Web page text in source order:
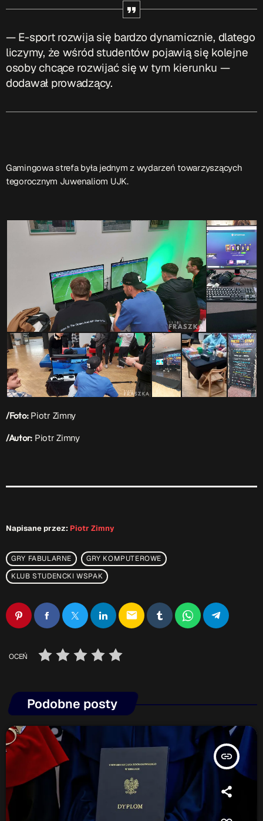
ON AIR
Serwis Informacyjny
10:00 - 10:05
Upcoming shows
Serwis Informacyjny
14:00 - 14:05
Serwis Informacyjny
18:00 - 18:05
Serwis Informacyjny
19:00 - 19:05
TOP CHART
— E-sport rozwija się bardzo dynamicznie, dlatego
liczymy, że wśród studentów pojawią się kolejne
osoby chcące rozwijać się w tym kierunku —
dodawał prowadzący.
Gamingowa strefa była jednym z wydarzeń towarzyszących
tegorocznym Juwenaliom UJK.
/Foto:Piotr Zimny
/Autor: Piotr Zimny
Napisane przez: Piotr Zimny
GRY FABULARNE
GRY KOMPUTEROWE
KLUB STUDENCKI WSPAK
email
OCEŃ
Podobne posty
insert_link